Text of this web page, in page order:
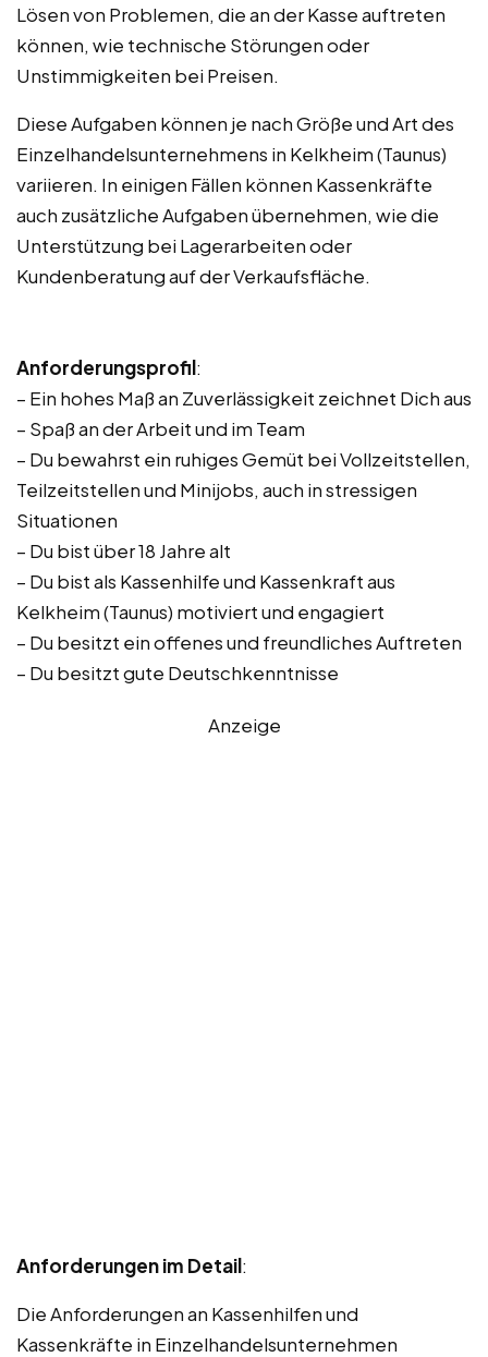
Lösen von Problemen, die an der Kasse auftreten
können, wie technische Störungen oder
Unstimmigkeiten bei Preisen.
Diese Aufgaben können je nach Größe und Art des
Einzelhandelsunternehmens in Kelkheim (Taunus)
variieren. In einigen Fällen können Kassenkräfte
auch zusätzliche Aufgaben übernehmen, wie die
Unterstützung bei Lagerarbeiten oder
Kundenberatung auf der Verkaufsfläche.
Anforderungsprofil:
– Ein hohes Maß an Zuverlässigkeit zeichnet Dich aus
– Spaß an der Arbeit und im Team
– Du bewahrst ein ruhiges Gemüt bei Vollzeitstellen,
Teilzeitstellen und Minijobs, auch in stressigen
Situationen
– Du bist über 18 Jahre alt
– Du bist als Kassenhilfe und Kassenkraft aus
Kelkheim (Taunus) motiviert und engagiert
– Du besitzt ein offenes und freundliches Auftreten
– Du besitzt gute Deutschkenntnisse
Anzeige
Anforderungen im Detail:
Die Anforderungen an Kassenhilfen und
Kassenkräfte in Einzelhandelsunternehmen